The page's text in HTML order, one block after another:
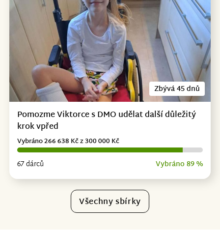
Zbývá 45 dnů
Pomozme Viktorce s DMO udělat další důležitý
krok vpřed
67 dárců Vybráno 89 %
Vybráno 266 638 Kč z 300 000 Kč
Všechny sbírky